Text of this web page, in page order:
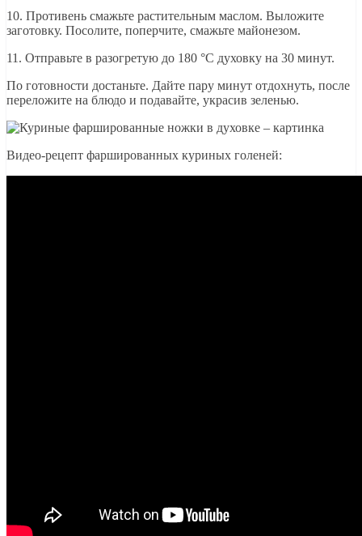
10. Противень смажьте растительным маслом. Выложите
заготовку. Посолите, поперчите, смажьте майонезом.
11. Отправьте в разогретую до 180 °C духовку на 30 минут.
По готовности достаньте. Дайте пару минут отдохнуть, после
переложите на блюдо и подавайте, украсив зеленью.
Видео-рецепт фаршированных куриных голеней: